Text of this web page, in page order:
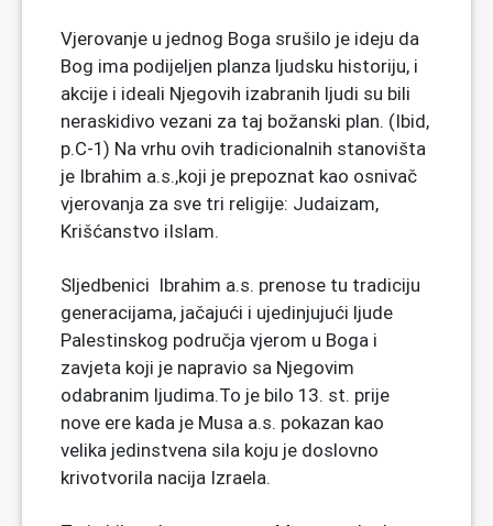
Vjerovanje u jednog Boga srušilo je ideju da
Bog ima podijeljen planza ljudsku historiju, i
akcije i ideali Njegovih izabranih ljudi su bili
neraskidivo vezani za taj božanski plan. (Ibid,
p.C-1) Na vrhu ovih tradicionalnih stanovišta
je Ibrahim a.s.,koji je prepoznat kao osnivač
vjerovanja za sve tri religije: Judaizam,
Krišćanstvo iIslam.
Sljedbenici Ibrahim a.s. prenose tu tradiciju
generacijama, jačajući i ujedinjujući ljude
Palestinskog područja vjerom u Boga i
zavjeta koji je napravio sa Njegovim
odabranim ljudima.To je bilo 13. st. prije
nove ere kada je Musa a.s. pokazan kao
velika jedinstvena sila koju je doslovno
krivotvorila nacija Izraela.